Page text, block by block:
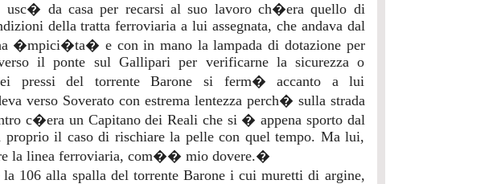
usc� da casa per recarsi al suo lavoro ch�era quello di
della tratta ferroviaria a lui assegnata, che andava dal
�mpici�ta� e con in mano la lampada di dotazione per
il ponte sul Gallipari per verificarne la sicurezza o
pressi del torrente Barone si ferm� accanto a lui
verso Soverato con estrema lentezza perch� sulla strada
c�era un Capitano dei Reali che si � appena sporto dal
proprio il caso di rischiare la pelle con quel tempo. Ma lui,
la linea ferroviaria, com�� mio dovere.�
106 alla spalla del torrente Barone i cui muretti di argine,